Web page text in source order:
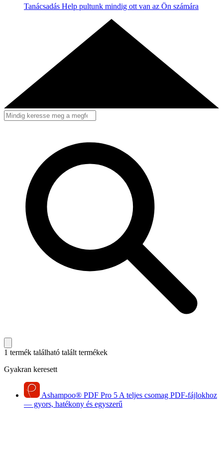
Tanácsadás Help pultunk mindig ott van az Ön számára
1 termék található talált termékek
Gyakran keresett
Ashampoo® PDF Pro 5 A teljes csomag PDF-fájlokhoz
— gyors, hatékony és egyszerű